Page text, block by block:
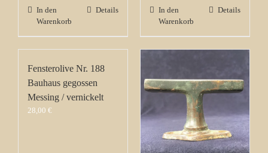
In den
Warenkorb
Details
In den
Warenkorb
Details
Fensterolive Nr. 188
Bauhaus gegossen
Messing / vernickelt
28,00 €